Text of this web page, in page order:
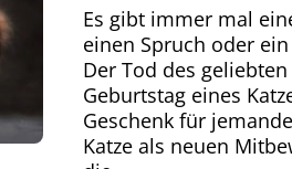
Es gibt immer mal
einen Spruch oder
Der Tod des
Geburtstag eines
Geschenk für
Katze als neuen